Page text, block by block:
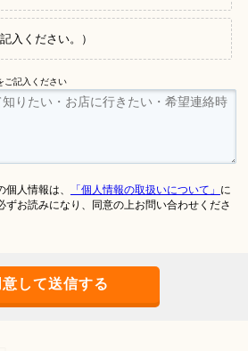
入ください。）
ご記入ください
人情報は、 「個人情報の取扱いについて」 に
ずお読みになり、同意の上お問い合わせくださ